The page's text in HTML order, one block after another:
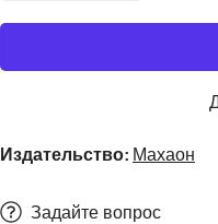
Издательство: Махаон
Задайте вопрос